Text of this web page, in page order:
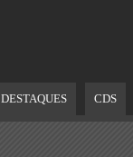
DESTAQUES CDS